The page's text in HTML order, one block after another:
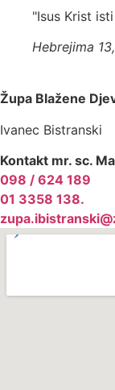
"Isus Krist
Hebrejima
Župa Blažene
Ivanec Bistranski
Kontakt mr. sc.
098 / 624 189
01 3358 138‬.